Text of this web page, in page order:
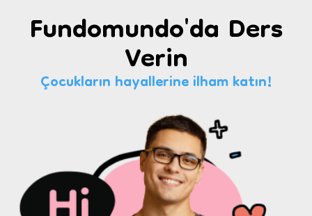
Fundomundo'da Ders
Verin
Çocukların hayallerine ilham katın!